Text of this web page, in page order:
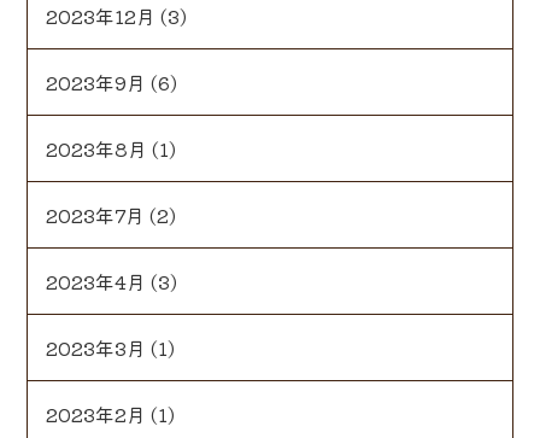
2023年12月 (3)
2023年9月 (6)
2023年8月 (1)
2023年7月 (2)
2023年4月 (3)
2023年3月 (1)
2023年2月 (1)